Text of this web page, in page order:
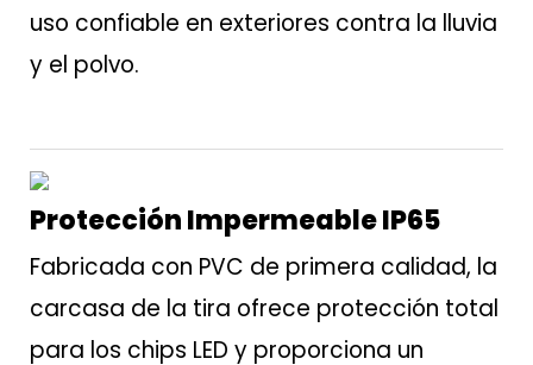
uso confiable en exteriores contra la lluvia
y el polvo.
Protección Impermeable IP65
Fabricada con PVC de primera calidad, la
carcasa de la tira ofrece protección total
para los chips LED y proporciona un